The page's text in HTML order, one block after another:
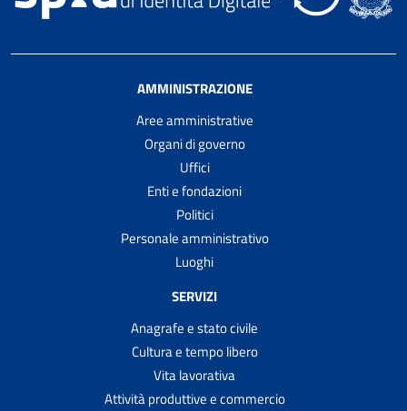
AMMINISTRAZIONE
Aree amministrative
Organi di governo
Uffici
Enti e fondazioni
Politici
Personale amministrativo
Luoghi
SERVIZI
Anagrafe e stato civile
Cultura e tempo libero
Vita lavorativa
Attività produttive e commercio